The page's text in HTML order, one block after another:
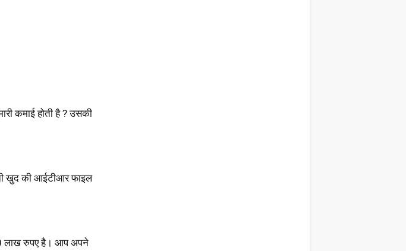
कमाई होती है ? उसकी
खुद की आईटीआर फाइल
लाख रुपए है। आप अपने